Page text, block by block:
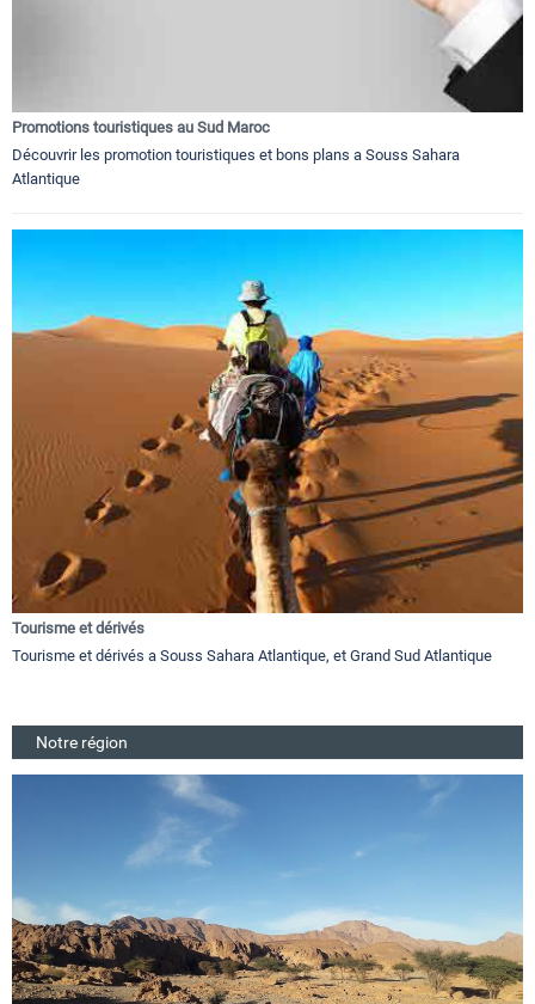
Promotions touristiques au Sud Maroc
Découvrir les promotion touristiques et bons plans a Souss Sahara
Atlantique
Tourisme et dérivés
Tourisme et dérivés a Souss Sahara Atlantique, et Grand Sud Atlantique
Notre région